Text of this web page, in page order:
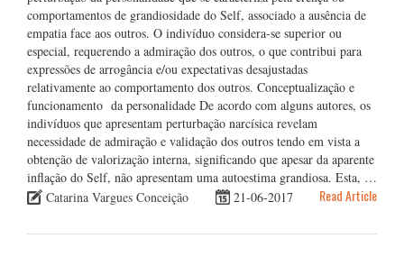
comportamentos de grandiosidade do Self, associado a ausência de
empatia face aos outros. O indivíduo considera-se superior ou
especial, requerendo a admiração dos outros, o que contribui para
expressões de arrogância e/ou expectativas desajustadas
relativamente ao comportamento dos outros. Conceptualização e
funcionamento da personalidade De acordo com alguns autores, os
indivíduos que apresentam perturbação narcísica revelam
necessidade de admiração e validação dos outros tendo em vista a
obtenção de valorização interna, significando que apesar da aparente
inflação do Self, não apresentam uma autoestima grandiosa. Esta, …
Catarina Vargues Conceição
21-06-2017 Read Article